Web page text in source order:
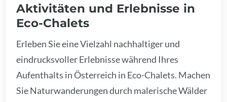
Aktivitäten und Erlebnisse in
Eco-Chalets
Erleben Sie eine Vielzahl nachhaltiger und
eindrucksvoller Erlebnisse während Ihres
Aufenthalts in Österreich in Eco-Chalets. Machen
Sie Naturwanderungen durch malerische Wälder